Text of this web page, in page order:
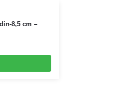
8,5 cm –